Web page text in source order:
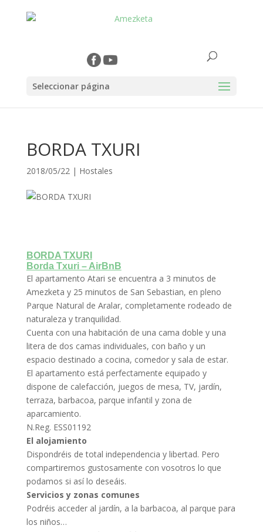
Seleccionar página
BORDA TXURI
2018/05/22| Hostales
BORDA TXURI
Borda Txuri – AirBnB
El apartamento Atari se encuentra a 3 minutos de
Amezketa y 25 minutos de San Sebastian, en pleno
Parque Natural de Aralar, completamente rodeado de
naturaleza y tranquilidad.
Cuenta con una habitación de una cama doble y una
litera de dos camas individuales, con baño y un
espacio destinado a cocina, comedor y sala de estar.
El apartamento está perfectamente equipado y
dispone de calefacción, juegos de mesa, TV, jardín,
terraza, barbacoa, parque infantil y zona de
aparcamiento.
N.Reg. ESS01192
El alojamiento
Dispondréis de total independencia y libertad. Pero
compartiremos gustosamente con vosotros lo que
podamos si así lo deseáis.
Servicios y zonas comunes
Podréis acceder al jardín, a la barbacoa, al parque para
los niños…